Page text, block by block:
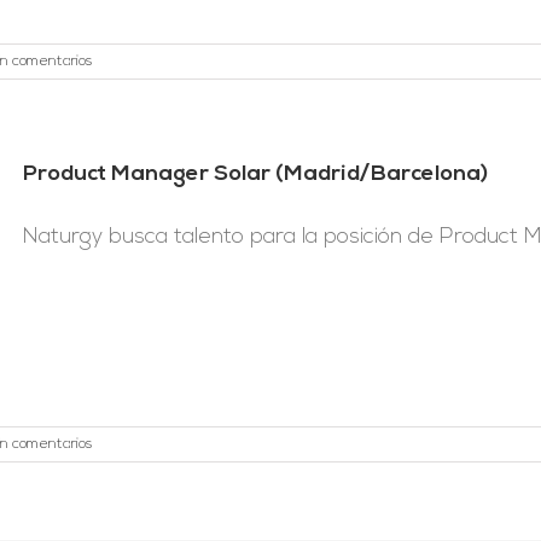
comentarios
Product Manager Solar (Madrid/Barcelona)
Naturgy busca talento para la posición de Product
comentarios